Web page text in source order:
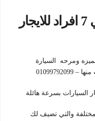
ايجار اتش وان سياحي 7 افراد للايجار
ومرحه السيارة
السيارات بسرعة هائلة
والتي تضيف لك